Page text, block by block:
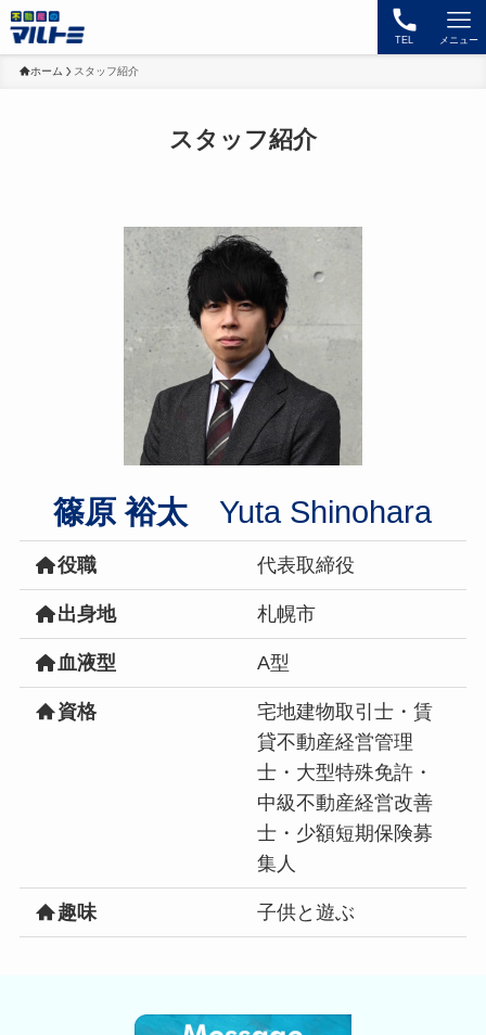
TEL メニュー
ホーム スタッフ紹介
スタッフ紹介
篠原 裕太 Yuta Shinohara
役職 代表取締役
出身地 札幌市
血液型 A型
資格
宅地建物取引士・賃
貸不動産経営管理
士・大型特殊免許・
中級不動産経営改善
士・少額短期保険募
集人
趣味 子供と遊ぶ